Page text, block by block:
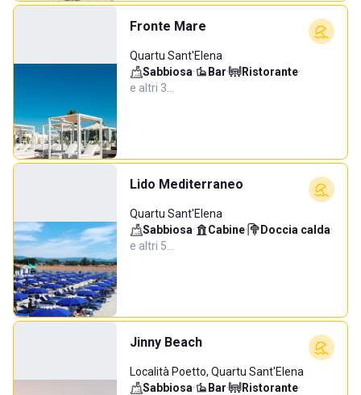
Fronte Mare
Quartu Sant'Elena
Sabbiosa· Bar· Ristorante·
e altri 3…
Lido Mediterraneo
Quartu Sant'Elena
Sabbiosa· Cabine· Doccia calda·
e altri 5…
Jinny Beach
Località Poetto, Quartu Sant'Elena
Sabbiosa· Bar· Ristorante·